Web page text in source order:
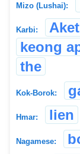
Mizo (Lushai):
Karbi:
keong
the
Kok-Borok:
Hmar: lien
Nagamese: